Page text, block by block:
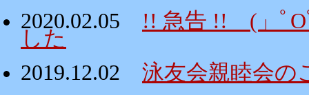
2020.02.05
!! 急告 !! (」ﾟO
した
2019.12.02
泳友会親睦会